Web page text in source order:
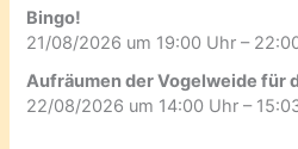
Bingo!
21/08/2026 um 19:00 Uhr –
Aufräumen der Vogelweide für
22/08/2026 um 14:00 Uhr –